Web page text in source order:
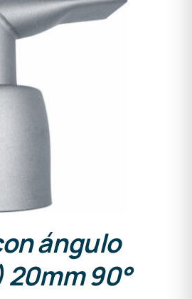
ángulo
20mm 90°